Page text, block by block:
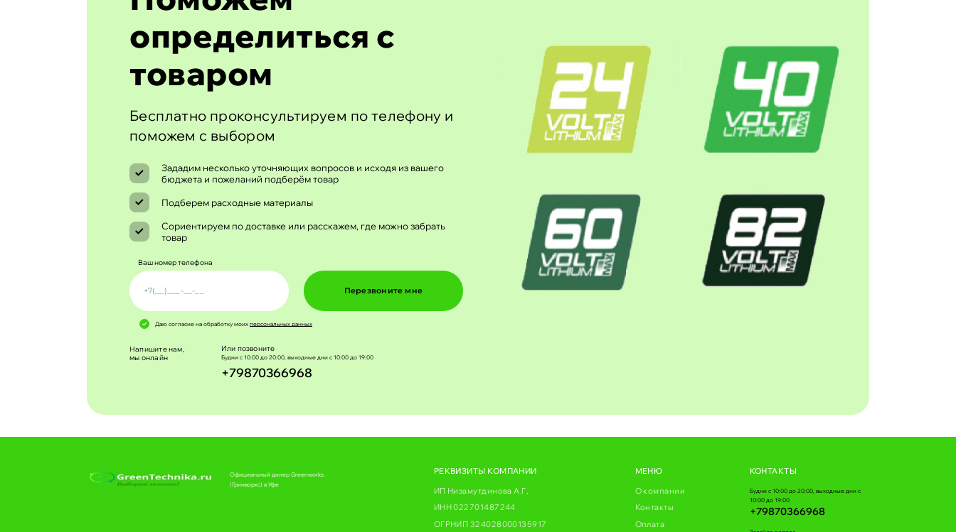
определиться с
товаром
Бесплатно проконсультируем по телефону и
поможем с выбором
Зададим несколько уточняющих вопросов и исходя из вашего
бюджета и пожеланий подберём товар
Подберем расходные материалы
Сориентируем по доставке или расскажем, где можно забрать
товар
Ваш номер телефона
Перезвоните мне
Даю согласие на обработку моихперсональных данных
Напишите нам,
мы онлайн
Или позвоните
Будни с 10:00 до 20:00, выходные дни с 10:00 до 19:00
+79870366968
Официальный дилер Greenworks
(Гринворкс) в Уфе
РЕКВИЗИТЫ КОМПАНИИ
ИП Низамутдинова А.Г,
ИНН 022701487244
ОГРНИП 324028000135917
МЕНЮ
О компании
Контакты
Оплата
КОНТАКТЫ
Будни с 10:00 до 20:00, выходные дни с
10:00 до 19:00
+79870366968